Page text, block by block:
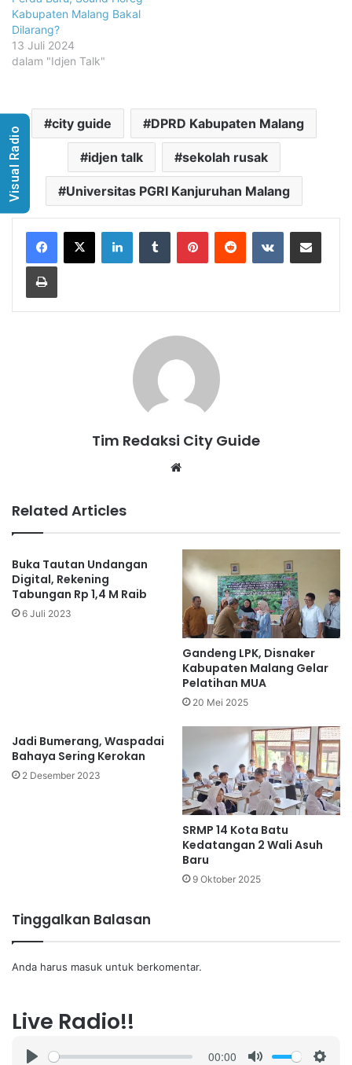
Kabupaten Malang Bakal
Dilarang?
13 Juli 2024
dalam "Idjen Talk"
city guide DPRD Kabupaten Malang
idjen talk sekolah rusak
Universitas PGRI Kanjuruhan Malang
LinkedInTumblr PinterestReddit VKontakteShare via Email
Print
Tim Redaksi City Guide
Related Articles
Buka Tautan Undangan
Digital, Rekening
Tabungan Rp 1,4 M Raib
6 Juli 2023
Gandeng LPK, Disnaker
Kabupaten Malang Gelar
Pelatihan MUA
20 Mei 2025
Jadi Bumerang, Waspadai
Bahaya Sering Kerokan
2 Desember 2023
SRMP 14 Kota Batu
Kedatangan 2 Wali Asuh
Baru
9 Oktober 2025
Tinggalkan Balasan
Anda harus masuk untuk berkomentar.
Live Radio!!
00:00
Visual Radio